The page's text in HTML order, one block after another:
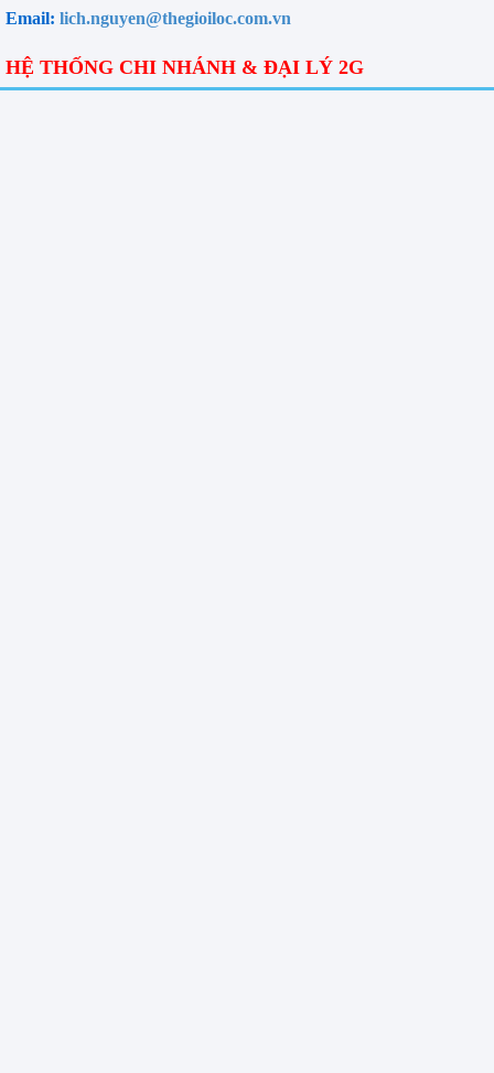
Email: lich.nguyen@thegioiloc.com.vn
HỆ THỐNG CHI NHÁNH & ĐẠI LÝ 2G